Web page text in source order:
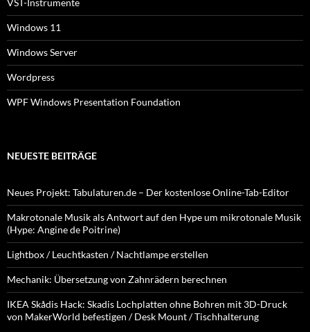
VST-Instrumente
Windows 11
Windows Server
Wordpress
WPF Windows Presentation Foundation
NEUESTE BEITRÄGE
Neues Projekt: Tabulaturen.de – Der kostenlose Online-Tab-Editor
Makrotonale Musik als Antwort auf den Hype um mikrotonale Musik
(Hype: Angine de Poitrine)
Lightbox / Leuchtkasten / Nachtlampe erstellen
Mechanik: Übersetzung von Zahnrädern berechnen
IKEA Skådis Hack: Skadis Lochplatten ohne Bohren mit 3D-Druck
von MakerWorld befestigen / Desk Mount / Tischhalterung